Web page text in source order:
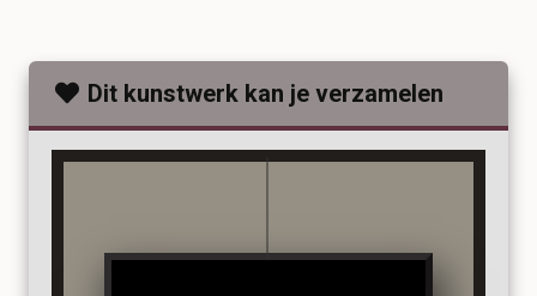
Dit kunstwerk kan je verzamelen